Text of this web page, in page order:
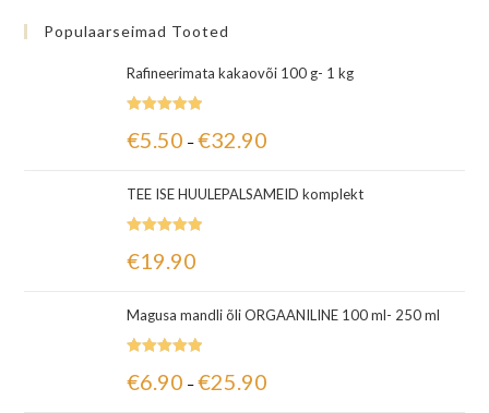
Populaarseimad Tooted
Rafineerimata kakaovõi 100 g- 1 kg
5.00 / 5
€5.50 – €32.90
TEE ISE HUULEPALSAMEID komplekt
5.00 / 5
€19.90
Magusa mandli õli ORGAANILINE 100 ml- 250 ml
5.00/ 5
€6.90 – €25.90